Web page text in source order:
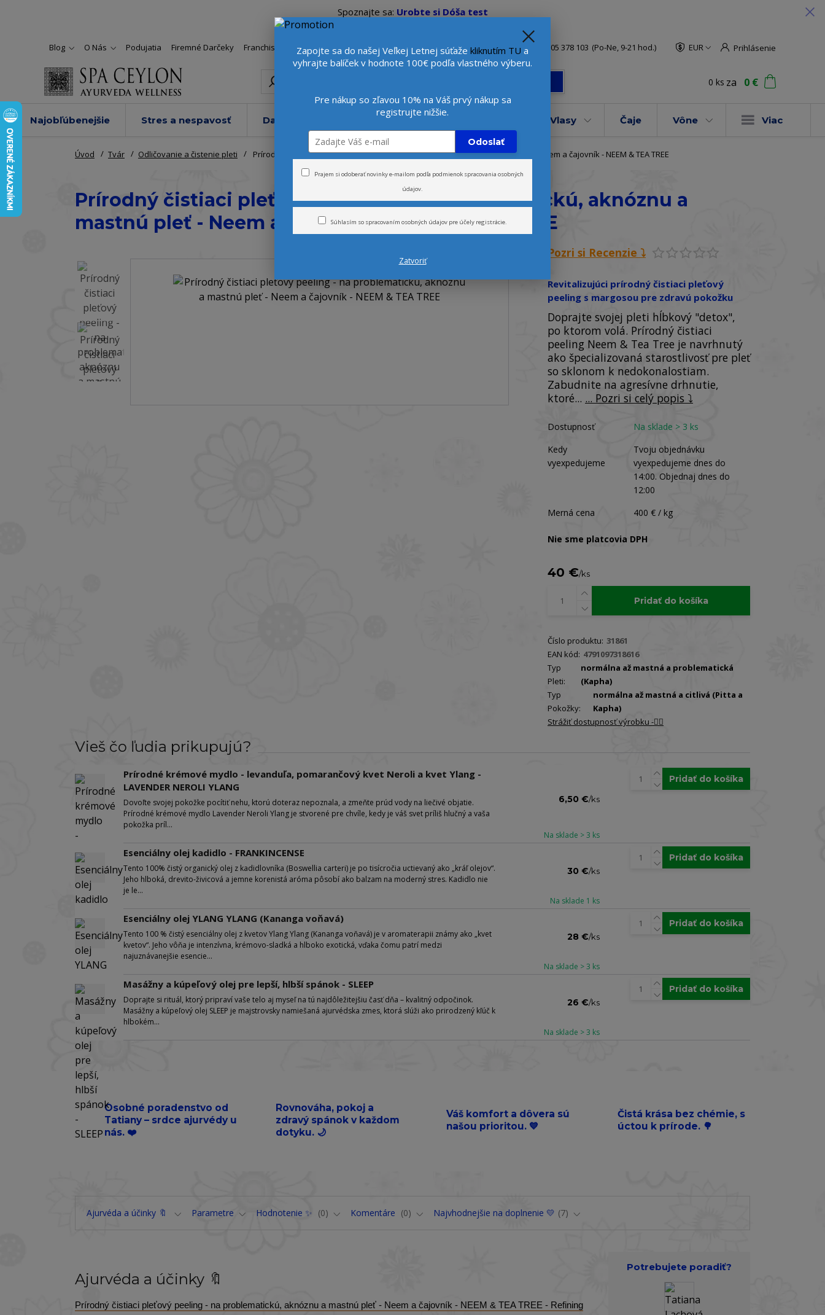
Spoznajte sa: Urobte si Dóša test
Blog O Nás Podujatia Firemné Darčeky Franchise Veľkoobchod Viac EUR Prihlásenie
Beauty konzultantka: +421 905 378 103 (Po-Ne, 9-21 hod.)
0 ks za 0 €
Najobľúbenejšie Stres a nespavosť Darčeky Novinky Tvár Vlasy Čaje Vône Viac
Úvod Tvár Odličovanie a čistenie pleti Prírodný čistiaci pleťový peeling - na problematickú, aknóznu a mastnú pleť - Neem a čajovník - NEEM & TEA TREE
Prírodný čistiaci pleťový peeling - na problematickú, aknóznu a
mastnú pleť - Neem a čajovník - NEEM & TEA TREE
Pozri si Recenzie ⤵️
Revitalizujúci prírodný čistiaci pleťový
peeling s margosou pre zdravú pokožku
Doprajte svojej pleti hĺbkový "detox",
po ktorom volá. Prírodný čistiaci
peeling Neem & Tea Tree je navrhnutý
ako špecializovaná starostlivosť pre pleť
so sklonom k nedokonalostiam.
Zabudnite na agresívne drhnutie,
ktoré... ... Pozri si celý popis ⤵️
Dostupnosť
Na sklade > 3 ks
Kedy
vyexpedujeme
Tvoju objednávku
vyexpedujeme dnes do
14:00. Objednaj dnes do
12:00
Merná cena
400 € / kg
Nie sme platcovia DPH
40 €/ks
Pridať do košíka
Číslo produktu: 31861
EAN kód: 4791097318616
Typ
Pleti:
normálna až mastná a problematická
(Kapha)
Typ
Pokožky:
normálna až mastná a citlivá (Pitta a
Kapha)
Strážiť dostupnosť výrobku -🐕‍🦺
Vieš čo ľudia prikupujú?
Prírodné krémové mydlo - levanduľa, pomarančový kvet Neroli a kvet Ylang -
LAVENDER NEROLI YLANG
Dovoľte svojej pokožke pocítiť nehu, ktorú doteraz nepoznala, a zmeňte prúd vody na liečivé objatie.
Prírodné krémové mydlo Lavender Neroli Ylang je stvorené pre chvíle, kedy je váš svet príliš hlučný a vaša
pokožka príl...
6,50 €/ks
Na sklade > 3 ks
Pridať do košíka
Esenciálny olej kadidlo - FRANKINCENSE
Tento 100% čistý organický olej z kadidlovníka (Boswellia carteri) je po tisícročia uctievaný ako „kráľ olejov“.
Jeho hlboká, drevito-živicová a jemne korenistá aróma pôsobí ako balzam na moderný stres. Kadidlo nie
je le...
30 €/ks
Na sklade 1 ks
Pridať do košíka
Esenciálny olej YLANG YLANG (Kananga voňavá)
Tento 100 % čistý esenciálny olej z kvetov Ylang Ylang (Kananga voňavá) je v aromaterapii známy ako „kvet
kvetov“. Jeho vôňa je intenzívna, krémovo-sladká a hlboko exotická, vďaka čomu patrí medzi
najuznávanejšie esencie...
28 €/ks
Na sklade > 3 ks
Pridať do košíka
Masážny a kúpeľový olej pre lepší, hlbší spánok - SLEEP
Doprajte si rituál, ktorý pripraví vaše telo aj myseľ na tú najdôležitejšiu časť dňa – kvalitný odpočinok.
Masážny a kúpeľový olej SLEEP je majstrovsky namiešaná ajurvédska zmes, ktorá slúži ako prirodzený kľúč k
hlbokém...
26 €/ks
Na sklade > 3 ks
Pridať do košíka
Osobné poradenstvo od
Tatiany – srdce ajurvédy u
nás. ❤️
Rovnováha, pokoj a
zdravý spánok v každom
dotyku. 🌙
Váš komfort a dôvera sú
našou prioritou. 💙
Čistá krása bez chémie, s
úctou k prírode. 🌳
Ajurvéda a účinky 🔖 Parametre Hodnotenie ✨ 0 Komentáre 0 Najvhodnejšie na doplnenie 💛 7
Ajurvéda a účinky 🔖
Prírodný čistiaci pleťový peeling - na problematickú, aknóznu a mastnú pleť - Neem a čajovník - NEEM & TEA TREE - Refining
Potrebujete poradiť?
Zapojte sa do našej Veľkej Letnej súťaže kliknutím TU a
vyhrajte balíček v hodnote 100€ podľa vlastného výberu.
Pre nákup so zľavou 10% na Váš prvý nákup sa
registrujte nižšie.
Odoslať
Prajem si odoberať novinky e-mailom podľa podmienok spracovania osobných
údajov.
Súhlasím so spracovaním osobných údajov pre účely registrácie.
Zatvoriť